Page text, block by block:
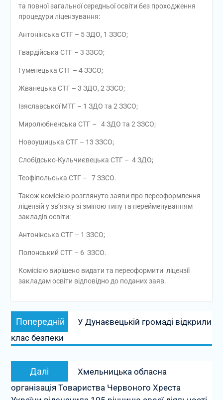
та повної загальної середньої освіти без проходження
процедури ліцензування:
Антонінська СТГ – 5 ЗДО, 1 ЗЗСО;
Гвардійська СТГ – 3 ЗЗСО;
Гуменецька СТГ – 4 ЗЗСО;
Жванецька СТГ – 3 ЗДО, 2 ЗЗСО;
Ізяславської МТГ – 1 ЗДО та 2 ЗЗСО;
Миролюбненська СТГ – 4 ЗДО та 2 ЗЗСО;
Новоушицька СТГ – 13 ЗЗСО;
Слобідсько-Кульчиєвецька СТГ – 4 ЗДО;
Теофіпольська СТГ – 7 ЗЗСО.
Також комісією розглянуто заяви про переоформлення
ліцензій у зв’язку зі зміною типу та перейменуванням
закладів освіти:
Антонінська СТГ – 1 ЗЗСО;
Полонський СТГ – 6 ЗЗСО.
Комісією вирішено видати та переоформити ліцензії
закладам освіти відповідно до поданих заяв.
Навігація
записів
Попередній
запис:
У Дунаєвецькій громаді відкрили
клас безпеки
Далі
запис:
Хмельницька обласна
організація Товариства Червоного Хреста